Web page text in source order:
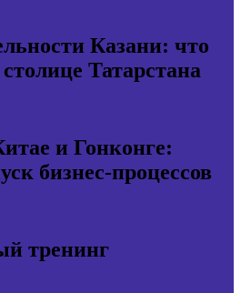
Казани: что
Татарстана
и Гонконге:
бизнес-процессов
тренинг